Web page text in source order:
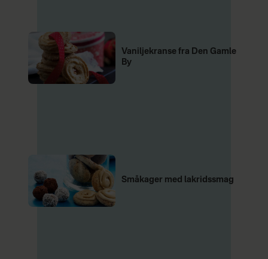
Vaniljekranse fra Den Gamle
By
Småkager med lakridssmag